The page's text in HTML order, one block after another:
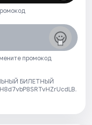
промокод
БИЛЕТНЫЙ